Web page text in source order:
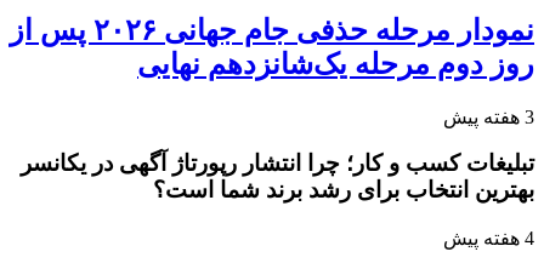
نمودار مرحله حذفی جام جهانی ۲۰۲۶ پس از
روز دوم مرحله یک‌شانزدهم نهایی
3 هفته پیش
تبلیغات کسب و کار؛ چرا انتشار رپورتاژ آگهی در یکانسر
بهترین انتخاب برای رشد برند شما است؟
4 هفته پیش